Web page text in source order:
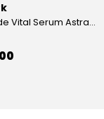
%10 Peptide Vital Serum Astragalus & Ginseng Extract 10 mL